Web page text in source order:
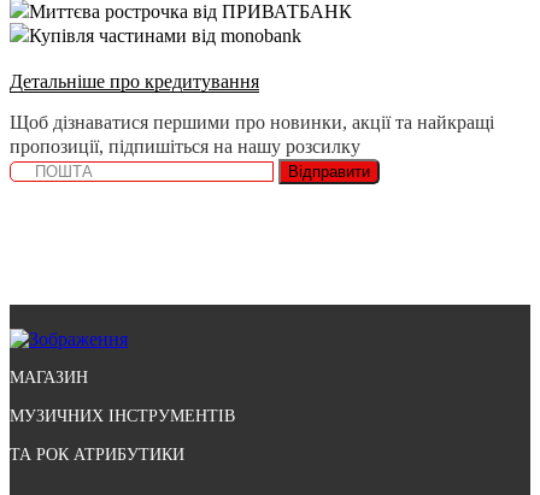
Миттєва рострочка від ПРИВАТБАНК
Купівля частинами від monobank
Детальніше про кредитування
Щоб дізнаватися першими про новинки, акції та найкращі
пропозиції, підпишіться на нашу розсилку
Відправити
МАГАЗИН
МУЗИЧНИХ ІНСТРУМЕНТІВ
ТА РОК АТРИБУТИКИ